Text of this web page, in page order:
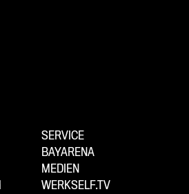
SERVICE
BAYARENA
MEDIEN
WERKSELF.TV